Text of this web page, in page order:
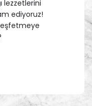
lezzetlerini
ediyoruz!